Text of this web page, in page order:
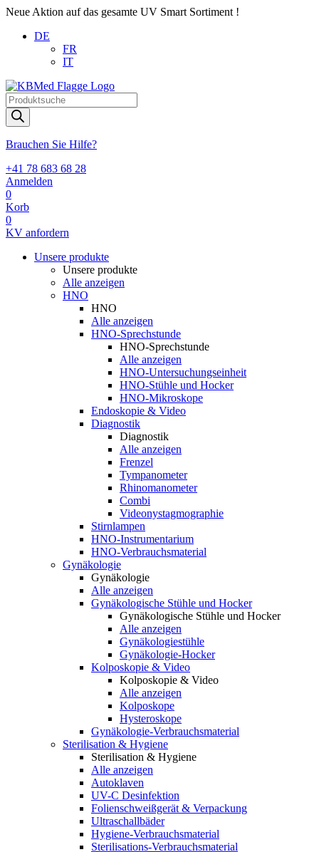
Neue Aktion auf das gesamte UV Smart Sortiment !
DE
FR
IT
Products
search
Brauchen Sie Hilfe?
+41 78 683 68 28
Anmelden
0
Korb
0
KV anfordern
Unsere produkte
Unsere produkte
Alle anzeigen
HNO
HNO
Alle anzeigen
HNO-Sprechstunde
HNO-Sprechstunde
Alle anzeigen
HNO-Untersuchungseinheit
HNO-Stühle und Hocker
HNO-Mikroskope
Endoskopie & Video
Diagnostik
Diagnostik
Alle anzeigen
Frenzel
Tympanometer
Rhinomanometer
Combi
Videonystagmographie
Stirnlampen
HNO-Instrumentarium
HNO-Verbrauchsmaterial
Gynäkologie
Gynäkologie
Alle anzeigen
Gynäkologische Stühle und Hocker
Gynäkologische Stühle und Hocker
Alle anzeigen
Gynäkologiestühle
Gynäkologie-Hocker
Kolposkopie & Video
Kolposkopie & Video
Alle anzeigen
Kolposkope
Hysteroskope
Gynäkologie-Verbrauchsmaterial
Sterilisation & Hygiene
Sterilisation & Hygiene
Alle anzeigen
Autoklaven
UV-C Desinfektion
Folienschweißgerät & Verpackung
Ultraschallbäder
Hygiene-Verbrauchsmaterial
Sterilisations-Verbrauchsmaterial